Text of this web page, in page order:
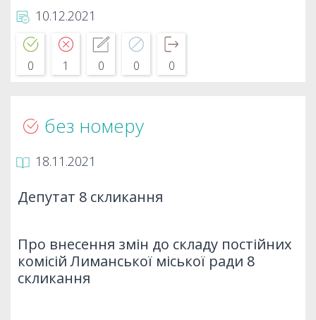
10.12.2021
0 1 0 0 0
без номеру
18.11.2021
Депутат 8 скликання
Про внесення змін до складу постійних
комісій Лиманської міської ради 8
скликання